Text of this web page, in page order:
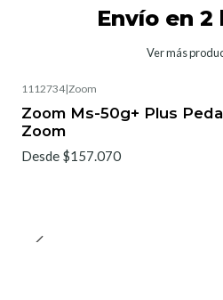
Envío en 2
Ver más
1112734|Zoom
Zoom Ms-50g+ Plus
Zoom
Desde $157.070